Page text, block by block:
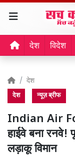
देश विदेश
देश
देश न्यूज़ ब्रीफ
Indian Air
हाईवे बना रनवे!
लड़ाकू विमान